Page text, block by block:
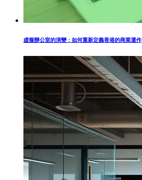
虛擬辦公室的演變：如何重新定義香港的商業運作